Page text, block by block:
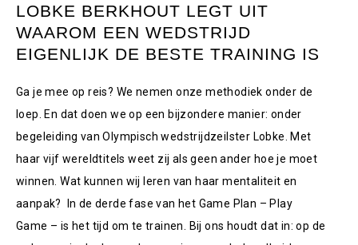
LOBKE BERKHOUT LEGT UIT
WAAROM EEN WEDSTRIJD
EIGENLIJK DE BESTE TRAINING IS
Ga je mee op reis? We nemen onze methodiek onder de
loep. En dat doen we op een bijzondere manier: onder
begeleiding van Olympisch wedstrijdzeilster Lobke. Met
haar vijf wereldtitels weet zij als geen ander hoe je moet
winnen. Wat kunnen wij leren van haar mentaliteit en
aanpak?
In de derde fase van het Game Plan – Play
Game – is het tijd om te trainen. Bij ons houdt dat in: op de